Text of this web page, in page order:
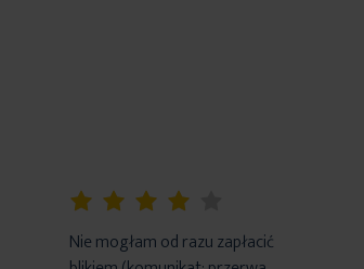
Nie mogłam od razu zapłacić